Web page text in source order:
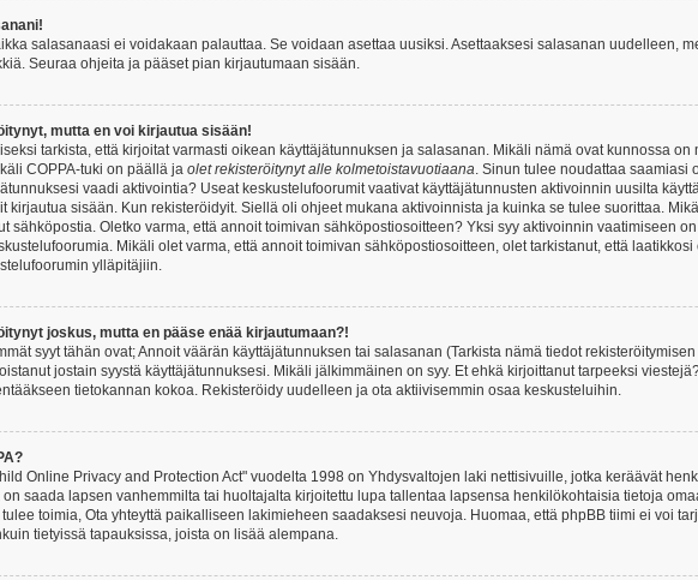
salasanaasi ei voidakaan palauttaa. Se voidaan asettaa uusiksi. Asettaaksesi salasanan uudelleen,
Seuraa ohjeita ja pääset pian kirjautumaan sisään.
mutta en voi kirjautua sisään!
tarkista, että kirjoitat varmasti oikean käyttäjätunnuksen ja salasanan. Mikäli nämä ovat kunnossa
COPPA-tuki on päällä ja olet rekisteröitynyt alle kolmetoistavuotiaana. Sinun tulee noudattaa saamiasi
vaadi aktivointia? Useat keskustelufoorumit vaativat käyttäjätunnusten aktivoinnin uusilta
kirjautua sisään. Kun rekisteröidyit. Siellä oli ohjeet mukana aktivoinnista ja kuinka se tulee suorittaa.
sähköpostia. Oletko varma, että annoit toimivan sähköpostiosoitteen? Yksi syy aktivoinnin vaatimiseen
Mikäli olet varma, että annoit toimivan sähköpostiosoitteen, olet tarkistanut, että
ylläpitäjiin.
joskus, mutta en pääse enää kirjautumaan?!
syyt tähän ovat; Annoit väärän käyttäjätunnuksen tai salasanan (Tarkista nämä tiedot
jostain syystä käyttäjätunnuksesi. Mikäli jälkimmäinen on syy. Et ehkä kirjoittanut tarpeeksi
tietokannan kokoa. Rekisteröidy uudelleen ja ota aktiivisemmin osaa keskusteluihin.
Online Privacy and Protection Act" vuodelta 1998 on Yhdysvaltojen laki nettisivuille, jotka keräävät
on saada lapsen vanhemmilta tai huoltajalta kirjoitettu lupa tallentaa lapsensa henkilökohtaisia tietoja
toimia, Ota yhteyttä paikalliseen lakimieheen saadaksesi neuvoja. Huomaa, että phpBB tiimi ei voi
tietyissä tapauksissa, joista on lisää alempana.